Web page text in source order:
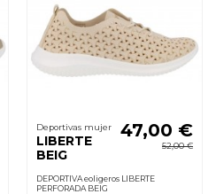
Deportivas mujer
LIBERTE
BEIG
47,00 €
52,00 €
DEPORTIVA eoligeros LIBERTE
PERFORADA BEIG